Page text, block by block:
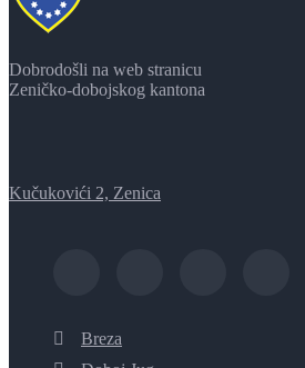
Dobrodošli na web stranicu
Zeničko-dobojskog kantona
Kučukovići 2, Zenica
Breza